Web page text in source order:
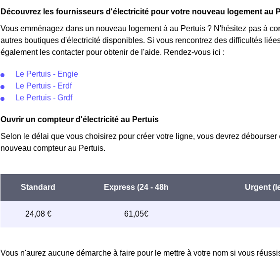
Découvrez les fournisseurs d'électricité pour votre nouveau logement au
Vous emménagez dans un nouveau logement à au Pertuis ? N'hésitez pas à
autres boutiques d'électricité disponibles. Si vous rencontrez des difficultés
également les contacter pour obtenir de l'aide. Rendez-vous ici :
Le Pertuis - Engie
Le Pertuis - Erdf
Le Pertuis - Grdf
Ouvrir un compteur d'électricité au Pertuis
Selon le délai que vous choisirez pour créer votre ligne, vous devrez
nouveau compteur au Pertuis.
Vous n'aurez aucune démarche à faire pour le mettre à votre nom si vous